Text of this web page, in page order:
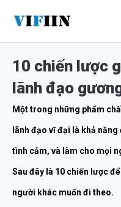
nội
dung10 chiến lược
lãnh đạo
Một trong những phẩm
lãnh đạo vĩ đại là khả
tình cảm, và làm cho mọi
Sau đây là 10 chiến lược
người khác muốn đi theo.